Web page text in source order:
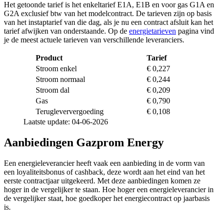
Het getoonde tarief is het enkeltarief E1A, E1B en voor gas G1A en
G2A exclusief btw van het modelcontract. De tarieven zijn op basis
van het instaptarief van die dag, als je nu een contract afsluit kan het
tarief afwijken van onderstaande. Op de energietarieven pagina vind
je de meest actuele tarieven van verschillende leveranciers.
Product
Tarief
Stroom enkel
€ 0,227
Stroom normaal
€ 0,244
Stroom dal
€ 0,209
Gas
€ 0,790
Terugleververgoeding
€ 0,108
Laatste update: 04-06-2026
Aanbiedingen Gazprom Energy
Een energieleverancier heeft vaak een aanbieding in de vorm van
een loyaliteitsbonus of cashback, deze wordt aan het eind van het
eerste contractjaar uitgekeerd. Met deze aanbiedingen komen ze
hoger in de vergelijker te staan. Hoe hoger een energieleverancier in
de vergelijker staat, hoe goedkoper het energiecontract op jaarbasis
is.